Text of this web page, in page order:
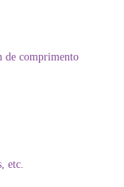
de comprimento
etc.